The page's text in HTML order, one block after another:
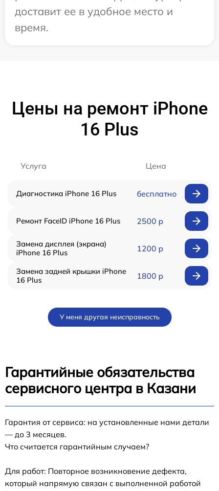
доставит ее в удобное место и
время.
Цены на ремонт iPhone
16 Plus
Услуга Цена
Диагностика iPhone 16 Plus бесплатно
Ремонт FaceID iPhone 16 Plus 2500 р
Замена дисплея (экрана)
iPhone 16 Plus
1200 р
Замена задней крышки iPhone
16 Plus
1800 р
У меня другая неисправность
Гарантийные обязательства
сервисного центра в Казани
Гарантия от сервиса: на установленные нами детали
— до 3 месяцев.
Что считается гарантийным случаем?
Для работ: Повторное возникновение дефекта,
который напрямую связан с выполненной работой